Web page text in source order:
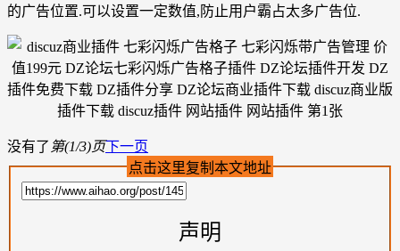
的广告位置.可以设置一定数值,防止用户霸占太多广告位.
没有了 第(1/3)页下一页
点击这里复制本文地址
声明